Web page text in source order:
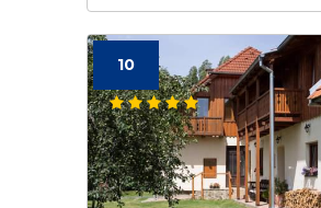
10